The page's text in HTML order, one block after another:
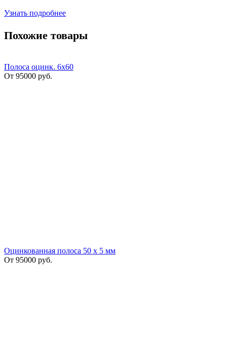
Узнать подробнее
Похожие товары
Полоса оцинк. 6х60
От 95000 руб.
Оцинкованная полоса 50 х 5 мм
От 95000 руб.